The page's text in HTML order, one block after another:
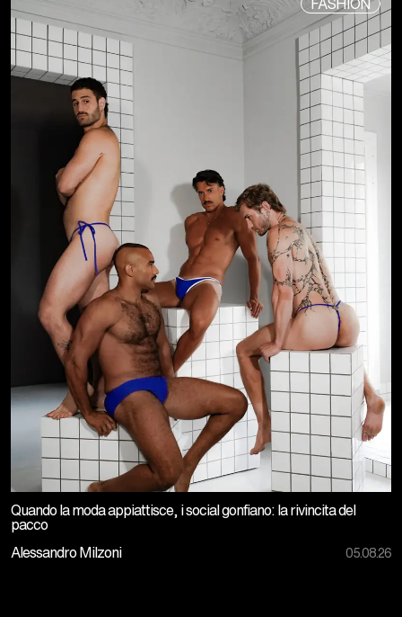
FASHION
Quando la moda appiattisce, i social gonfiano: la rivincita del
pacco
Alessandro Milzoni
05.08.26